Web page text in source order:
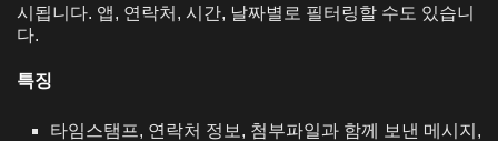
시됩니다. 앱, 연락처, 시간, 날짜별로 필터링할 수도 있습니
다.
특징
타임스탬프, 연락처 정보, 첨부파일과 함께 보낸 메시지,